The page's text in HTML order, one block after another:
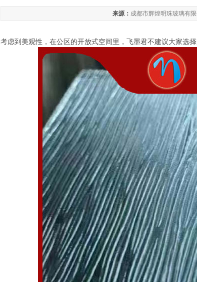
来源： 成都市辉煌明珠玻璃有限
考虑到美观性，在公区的开放式空间里，飞墨君不建议大家选